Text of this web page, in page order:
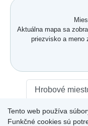
Aktuálna mapa sa
priezvisko a meno
Hrobové
Sektor:- Rad:-
Tento web používa
Funkčné cookies sú